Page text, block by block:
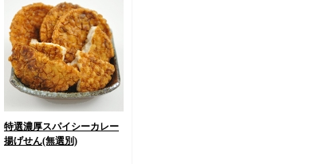
特選濃厚スパイシーカレー
揚げせん(無選別)